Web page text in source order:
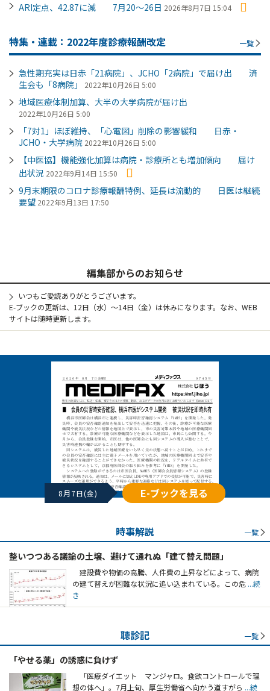
ARI定点、42.87に減 7月20～26日 2026年8月7日 15:04
特集・連載：2022年度診療報酬改定 一覧
急性期充実は日赤「21病院」、JCHO「2病院」で届け出 済
生会も「8病院」
2022年10月26日 5:00
地域医療体制加算、大半の大学病院が届け出
2022年10月26日 5:00
「7対1」ほぼ維持、「心電図」削除の影響緩和 日赤・
JCHO・大学病院 2022年10月26日 5:00
【中医協】機能強化加算は病院・診療所とも増加傾向 届け
出状況 2022年9月14日 15:50
9月末期限のコロナ診療報酬特例、延長は流動的 日医は継続
要望 2022年9月13日 17:50
編集部からのお知らせ
いつもご愛読ありがとうございます。
E-ブックの更新は、12日（水）～14日（金）は休みになります。なお、WEB
サイトは随時更新します。
8月7日(金) E-ブックを見る
時事解説 一覧
整いつつある議論の土壌、避けて通れぬ「建て替え問題」
建設費や物価の高騰、人件費の上昇などによって、病院
の建て替えが困難な状況に追い込まれている。この危 ...続
き
聴診記 一覧
「やせる薬」の誘惑に負けず
「医療ダイエット マンジャロ。食欲コントロールで理
想の体へ」。7月上旬、厚生労働省へ向かう道すがら ...続